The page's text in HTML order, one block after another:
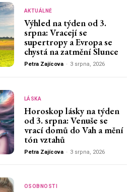
AKTUÁLNĚ
Výhled na týden od 3.
srpna: Vracejí se
supertropy a Evropa se
chystá na zatmění Slunce
Petra Zajícova - 3 srpna, 2026
LÁSKA
Horoskop lásky na týden
od 3. srpna: Venuše se
vrací domů do Vah a mění
tón vztahů
Petra Zajícova - 3 srpna, 2026
OSOBNOSTI